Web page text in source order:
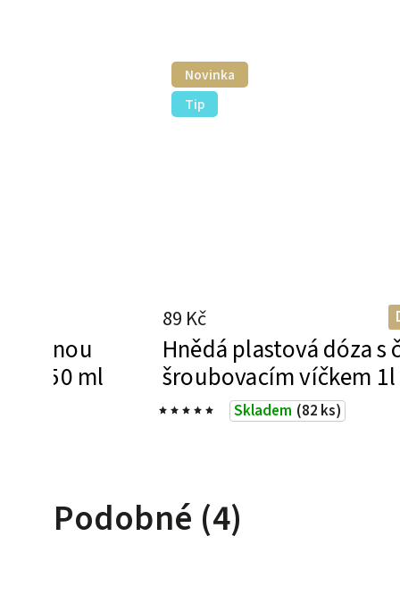
250 ml
Novinka
Tip
Hnědá plastová dóza s
šroubovacím víčkem 1l
Skladem (82 ks)
89 Kč
Podobné (4)